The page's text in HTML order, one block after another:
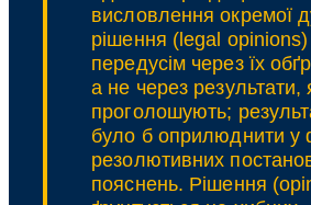
висловлення окремої
рішення (legal opinions)
передусім через їх
а не через результати,
проголошують;
було б оприлюднити у
резолютивних
пояснень. Рішення